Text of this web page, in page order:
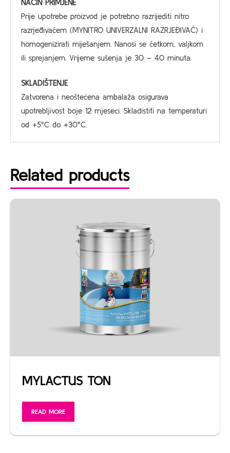
NAČIN PRIMJENE
Prije upotrebe proizvod je potrebno razrijediti nitro
razrjeđivačem (MYNITRO UNIVERZALNI RAZRJEĐIVAČ) i
homogenizirati miješanjem. Nanosi se četkom, valjkom
ili sprejanjem. Vrijeme sušenja je 30 – 40 minuta.
SKLADIŠTENJE
Zatvorena i neoštećena ambalaža osigurava
upotrebljivost boje 12 mjeseci. Skladistiti na temperaturi
od +5°C do +30°C.
Related products
MYLACTUS TON
READ MORE